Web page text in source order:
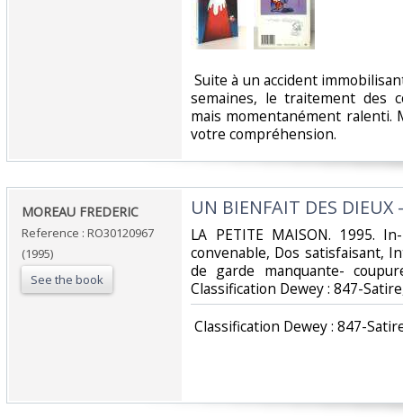
Suite à un accident
semaines, le traitement des
mais momentanément ralenti.
votre compréhension.‎
‎MOREAU FREDERIC‎
Reference : RO30120967
(1995)
See the book
‎UN BIENFAIT DES DIEUX
‎LA PETITE MAISON. 1995.
convenable, Dos satisfaisant,
de garde manquante-
Classification Dewey : 847-
Classification Dewey : 847-